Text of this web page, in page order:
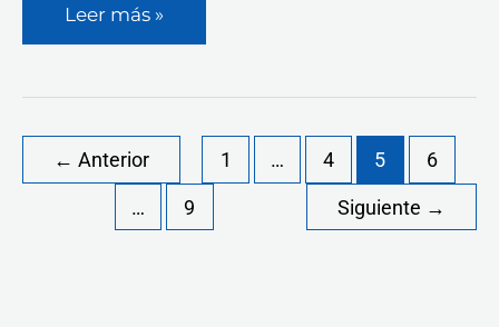
Leer más »
← Anterior 1 … 4 5 6
… 9 Siguiente →